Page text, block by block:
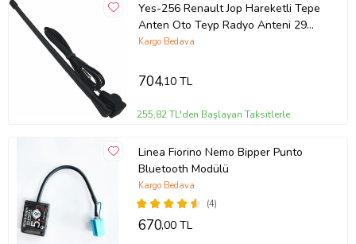
Yes-256 Renault Jop Hareketli Tepe
Anten Oto Teyp Radyo Anteni 29
Cm
Kargo Bedava
704,10 TL
255,82 TL'den Başlayan Taksitlerle
Linea Fiorino Nemo Bipper Punto
Bluetooth Modülü
(4)
Kargo Bedava
670,00 TL